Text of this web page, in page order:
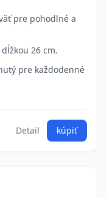
pre pohodlné a
26 cm.
pre každodenné
Detail kúpiť